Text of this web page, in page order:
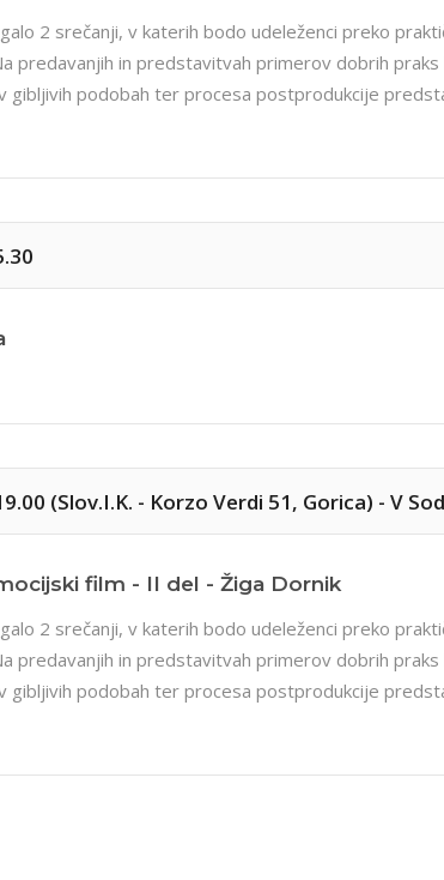
2 srečanji, v katerih bodo udeleženci preko
predavanjih in predstavitvah primerov dobrih
gibljivih podobah ter procesa postprodukcije
(Slov.I.K. - Korzo Verdi 51, Gorica) - V
film - II del - Žiga Dornik
2 srečanji, v katerih bodo udeleženci preko
predavanjih in predstavitvah primerov dobrih
gibljivih podobah ter procesa postprodukcije